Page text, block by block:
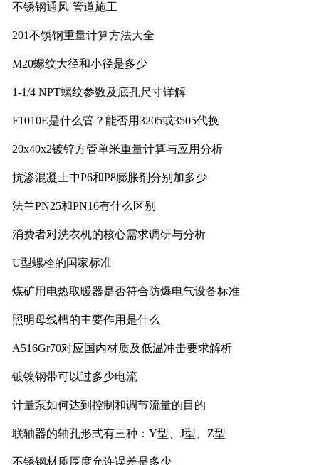
不锈钢通风 管道施工
201不锈钢重量计算方法大全
M20螺纹大径和小径是多少
1-1/4 NPT螺纹参数及底孔尺寸详解
F1010E是什么管？能否用3205或3505代换
20x40x2镀锌方管单米重量计算与应用分析
抗渗混凝土中P6和P8膨胀剂分别加多少
法兰PN25和PN16有什么区别
消费者对洗衣机的核心需求调研与分析
U型螺栓的国家标准
煤矿用电热取暖器是否符合防爆电气设备标准
照明母线槽的主要作用是什么
A516Gr70对应国内材质及低温冲击要求解析
镀镍钢带可以过多少电流
计量泵如何达到控制和调节流量的目的
联轴器的轴孔形式有三种：Y型、J型、Z型
不锈钢材质厚度允许误差是多少